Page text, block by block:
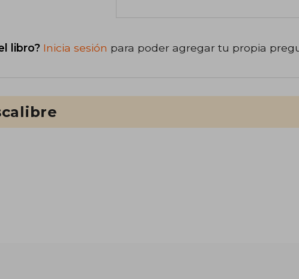
libro? Inicia sesión para poder agregar tu propia